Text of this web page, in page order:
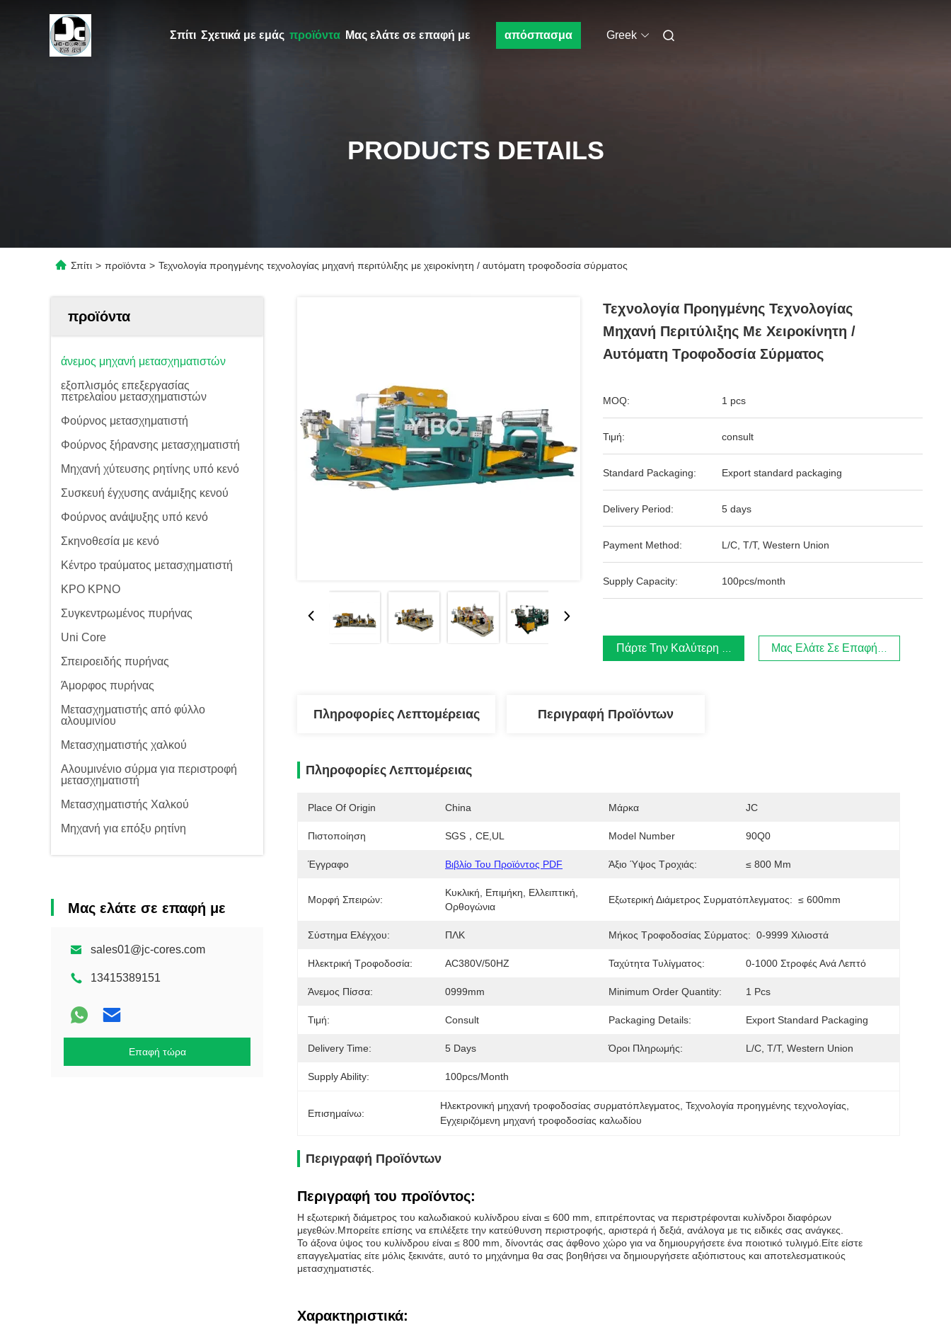
Σπίτι Σχετικά με εμάς προϊόντα Μας ελάτε σε επαφή με απόσπασμα Greek
PRODUCTS DETAILS
Σπίτι > προϊόντα > Τεχνολογία προηγμένης τεχνολογίας μηχανή περιτύλιξης με χειροκίνητη / αυτόματη τροφοδοσία σύρματος
προϊόντα
άνεμος μηχανή μετασχηματιστών
εξοπλισμός επεξεργασίας
πετρελαίου μετασχηματιστών
Φούρνος μετασχηματιστή
Φούρνος ξήρανσης μετασχηματιστή
Μηχανή χύτευσης ρητίνης υπό κενό
Συσκευή έγχυσης ανάμιξης κενού
Φούρνος ανάψυξης υπό κενό
Σκηνοθεσία με κενό
Κέντρο τραύματος μετασχηματιστή
ΚΡΟ ΚΡΝΟ
Συγκεντρωμένος πυρήνας
Uni Core
Σπειροειδής πυρήνας
Άμορφος πυρήνας
Μετασχηματιστής από φύλλο
αλουμινίου
Μετασχηματιστής χαλκού
Αλουμινένιο σύρμα για περιστροφή
μετασχηματιστή
Μετασχηματιστής Χαλκού
Μηχανή για επόξυ ρητίνη
Μας ελάτε σε επαφή με
sales01@jc-cores.com
13415389151
Επαφή τώρα
Τεχνολογία Προηγμένης Τεχνολογίας
Μηχανή Περιτύλιξης Με Χειροκίνητη /
Αυτόματη Τροφοδοσία Σύρματος
MOQ: 1 pcs
Τιμή: consult
Standard Packaging: Export standard packaging
Delivery Period: 5 days
Payment Method: L/C, T/T, Western Union
Supply Capacity: 100pcs/month
Πάρτε Την Καλύτερη Τιμή Μας Ελάτε Σε Επαφή Με
Πληροφορίες Λεπτομέρειας Περιγραφή Προϊόντων
Πληροφορίες Λεπτομέρειας
Place Of Origin China Μάρκα JC
Πιστοποίηση SGS，CE,UL Model Number 90Q0
Έγγραφο Βιβλίο Του Προϊόντος PDF Άξιο Ύψος Τροχιάς: ≤ 800 Mm
Μορφή Σπειρών:
Κυκλική, Επιμήκη, Ελλειπτική,
Ορθογώνια
Εξωτερική Διάμετρος Συρματόπλεγματος: ≤ 600mm
Σύστημα Ελέγχου: ΠΛΚ Μήκος Τροφοδοσίας Σύρματος: 0-9999 Χιλιοστά
Ηλεκτρική Τροφοδοσία: AC380V/50HZ Ταχύτητα Τυλίγματος: 0-1000 Στροφές Ανά Λεπτό
Άνεμος Πίσσα: 0999mm Minimum Order Quantity: 1 Pcs
Τιμή: Consult Packaging Details: Export Standard Packaging
Delivery Time: 5 Days Όροι Πληρωμής: L/C, T/T, Western Union
Supply Ability: 100pcs/month
Επισημαίνω:
Ηλεκτρονική μηχανή τροφοδοσίας συρματόπλεγματος , Τεχνολογία προηγμένης τεχνολογίας
Εγχειριζόμενη μηχανή τροφοδοσίας καλωδίου
Περιγραφή Προϊόντων
Περιγραφή του προϊόντος:
Η εξωτερική διάμετρος του καλωδιακού κυλίνδρου είναι ≤ 600 mm, επιτρέποντας να περιστρέφονται κυλίνδροι διαφόρων
μεγεθών.Μπορείτε επίσης να επιλέξετε την κατεύθυνση περιστροφής, αριστερά ή δεξιά, ανάλογα με τις ειδικές σας ανάγκες.
Το άξονα ύψος του κυλίνδρου είναι ≤ 800 mm, δίνοντάς σας άφθονο χώρο για να δημιουργήσετε ένα ποιοτικό τυλιγμό.Είτε είστε
επαγγελματίας είτε μόλις ξεκινάτε, αυτό το μηχάνημα θα σας βοηθήσει να δημιουργήσετε αξιόπιστους και αποτελεσματικούς
μετασχηματιστές.
Χαρακτηριστικά: